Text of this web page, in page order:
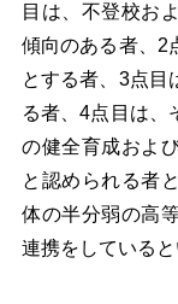
目は、不登校お
傾向のある者、2
とする者、3点目
る者、4点目は、
の健全育成およ
と認められる者
体の半分弱の高
連携をしている